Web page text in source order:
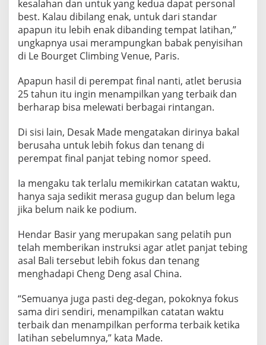
J
a
g
a
p
t
i
i
s
m
e
kesalahan dan untuk yang kedua dapat personal
best. Kalau dibilang enak, untuk dari standar
apapun itu lebih enak dibanding tempat latihan,”
ungkapnya usai merampungkan babak penyisihan
di Le Bourget Climbing Venue, Paris.
Apapun hasil di perempat final nanti, atlet berusia
25 tahun itu ingin menampilkan yang terbaik dan
berharap bisa melewati berbagai rintangan.
Di sisi lain, Desak Made mengatakan dirinya bakal
berusaha untuk lebih fokus dan tenang di
perempat final panjat tebing nomor speed.
Ia mengaku tak terlalu memikirkan catatan waktu,
hanya saja sedikit merasa gugup dan belum lega
jika belum naik ke podium.
Hendar Basir yang merupakan sang pelatih pun
telah memberikan instruksi agar atlet panjat tebing
asal Bali tersebut lebih fokus dan tenang
menghadapi Cheng Deng asal China.
“Semuanya juga pasti deg-degan, pokoknya fokus
sama diri sendiri, menampilkan catatan waktu
terbaik dan menampilkan performa terbaik ketika
latihan sebelumnya,” kata Made.